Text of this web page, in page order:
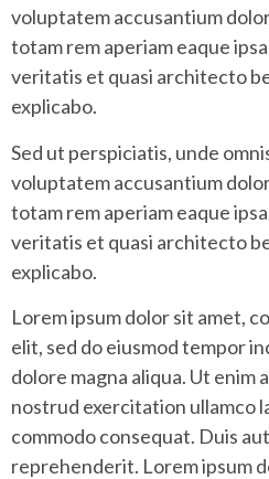
voluptatem accusantium
totam rem aperiam eaque
veritatis et quasi architecto
explicabo.
Sed ut perspiciatis, unde
voluptatem accusantium
totam rem aperiam eaque
veritatis et quasi architecto
explicabo.
Lorem ipsum dolor sit amet,
elit, sed do eiusmod tempor
dolore magna aliqua. Ut enim
nostrud exercitation ullamco
commodo consequat. Duis
reprehenderit. Lorem ipsum